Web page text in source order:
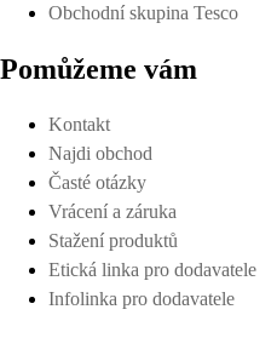
Obchodní skupina Tesco
Pomůžeme vám
Kontakt
Najdi obchod
Časté otázky
Vrácení a záruka
Stažení produktů
Etická linka pro dodavatele
Infolinka pro dodavatele